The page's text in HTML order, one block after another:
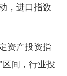
，进口指数
资产投资指
区间，行业投